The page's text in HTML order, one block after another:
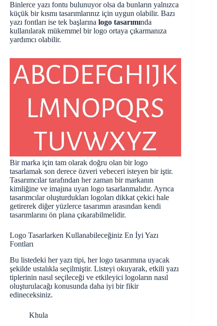
Binlerce yazı fontu bulunuyor olsa da bunların yalnızca
küçük bir kısmı tasarımlarınız için uygun olabilir. Bazı
yazı fontları ise tek başlarına logo tasarımında
kullanılarak mükemmel bir logo ortaya çıkarmanıza
yardımcı olabilir.
Bir marka için tam olarak doğru olan bir logo
tasarlamak son derece özveri vebeceri isteyen bir iştir.
Tasarımcılar tarafından her zaman bir markanın
kimliğine ve imajına uyan logo tasarlanmalıdır. Ayrıca
tasarımcılar oluşturdukları logoları dikkat çekici hale
getirerek diğer yüzlerce tasarımın arasından kendi
tasarımlarını ön plana çıkarabilmelidir.
Logo Tasarlarken Kullanabileceğiniz En İyi Yazı
Fontları
Bu listedeki her yazı tipi, her logo tasarımına uyacak
şekilde ustalıkla seçilmiştir. Listeyi okuyarak, etkili yazı
tiplerinin nasıl seçileceği ve etkileyici logoların nasıl
oluşturulacağı konusunda daha iyi bir fikir
edineceksiniz.
Khula